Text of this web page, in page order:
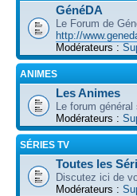
GénéDA
Le Forum de
http://
Modérateurs :
ANIMES
Les Animes
Le forum
Modérateurs :
SÉRIES TV
Toutes les
Discutez ici de
Modérateurs :